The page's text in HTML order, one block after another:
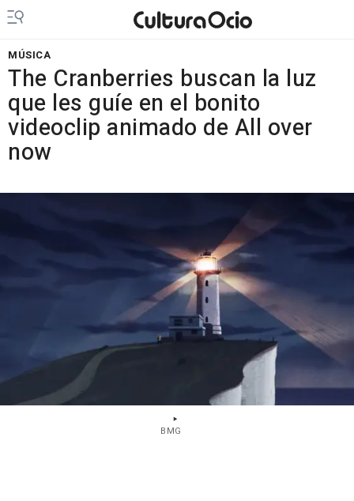
MÚSICA
The Cranberries buscan la luz
que les guíe en el bonito
videoclip animado de All over
now
BMG